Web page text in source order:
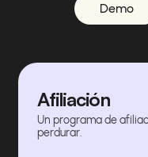
Demo
Afiliación
Un programa de
perdurar.